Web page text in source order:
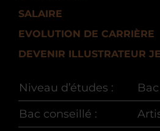
SALAIRE
EVOLUTION DE CARRIÈRE
DEVENIR ILLUSTRATEUR
Niveau d’études :
Bac conseillé :